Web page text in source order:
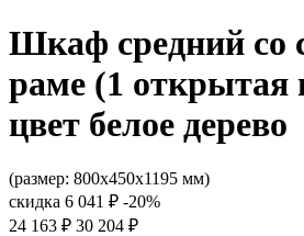
Шкаф средний со
раме (1 открытая
цвет белое дерево
(размер: 800х450х1195 мм)
скидка 6 041 ₽ -20%
24 163 ₽ 30 204 ₽